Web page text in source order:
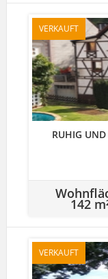
VERKAUFT
RUHIG
142
VERKAUFT